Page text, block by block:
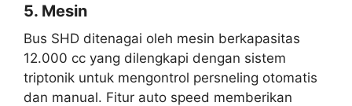
5. Mesin
Bus SHD ditenagai oleh mesin berkapasitas
12.000 cc yang dilengkapi dengan sistem
triptonik untuk mengontrol persneling otomatis
dan manual. Fitur auto speed memberikan